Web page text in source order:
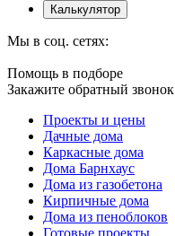
Калькулятор
Мы в соц. сетях:
Помощь в подборе
Закажите обратный звонок
Проекты и цены
Дачные дома
Каркасные дома
Дома Барнхаус
Дома из газобетона
Кирпичные дома
Дома из пеноблоков
Готовые проекты